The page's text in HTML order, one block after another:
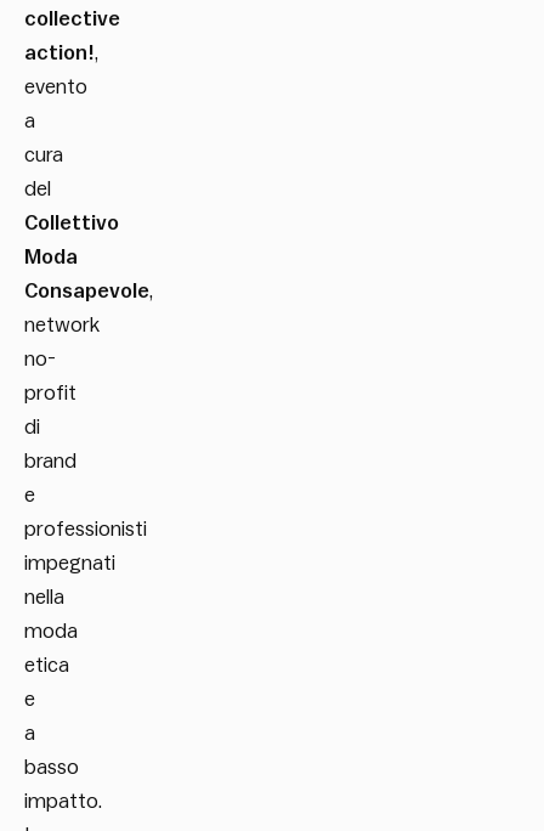
collective
action!,
evento
a
cura
del
Collettivo
Moda
Consapevole,
network
no-
profit
di
brand
e
professionisti
impegnati
nella
moda
etica
e
a
basso
impatto.